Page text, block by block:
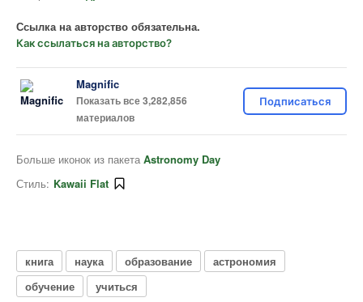
Ссылка на авторство обязательна.
Как ссылаться на авторство?
Magnific
Показать все 3,282,856
материалов
Подписаться
Больше иконок из пакета Astronomy Day
Стиль: Kawaii Flat
книга наука образование
астрономия
обучение
учиться